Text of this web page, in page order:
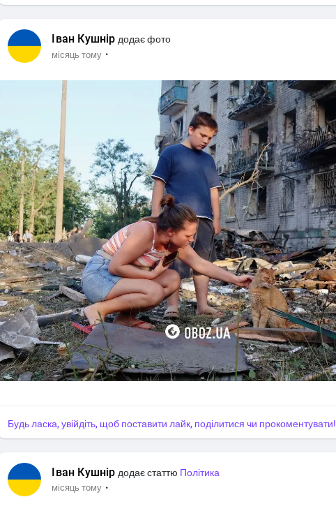
Іван Кушнір додає фото
місяць тому ·
Будь ласка, увійдіть, щоб поставити лайк, поділитися чи прокоментувати!
Іван Кушнір додає статтю Політика
місяць тому ·